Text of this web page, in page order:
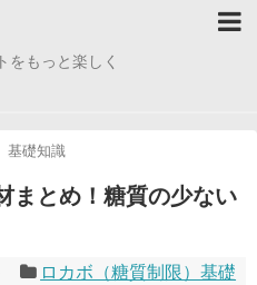
をもっと楽しく
基礎知識
まとめ！糖質の少ない
ロカボ（糖質制限）基礎